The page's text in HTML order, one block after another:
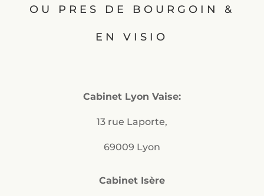
OU PRES DE BOURGOIN &
EN VISIO
Cabinet Lyon Vaise:
13 rue Laporte,
69009 Lyon
Cabinet Isère